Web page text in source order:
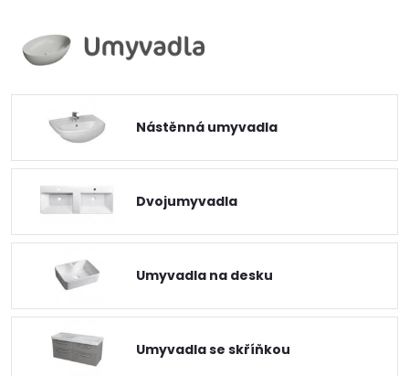
Nástěnná umyvadla
Dvojumyvadla
Umyvadla na desku
Umyvadla se skříňkou